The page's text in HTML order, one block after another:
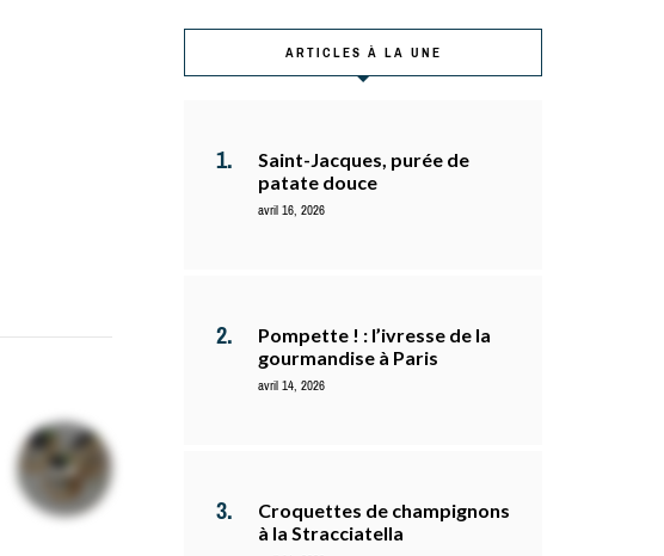
ARTICLES À LA UNE
Saint-Jacques, purée de
patate douce
avril 16, 2026
Pompette ! : l’ivresse de la
gourmandise à Paris
avril 14, 2026
Croquettes de champignons
à la Stracciatella